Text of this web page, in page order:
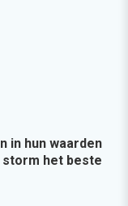
in hun waarden
het beste